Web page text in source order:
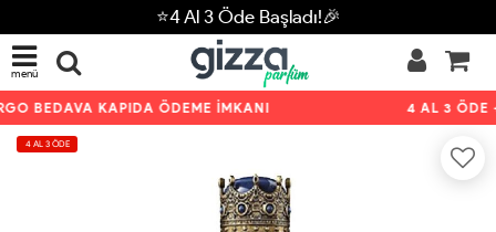
⭐4 Al 3 Öde Başladı!🎉
menü
BEDAVA KAPIDA ÖDEME İMKANI 4 AL 3 ÖDE
4 AL 3 ÖDE